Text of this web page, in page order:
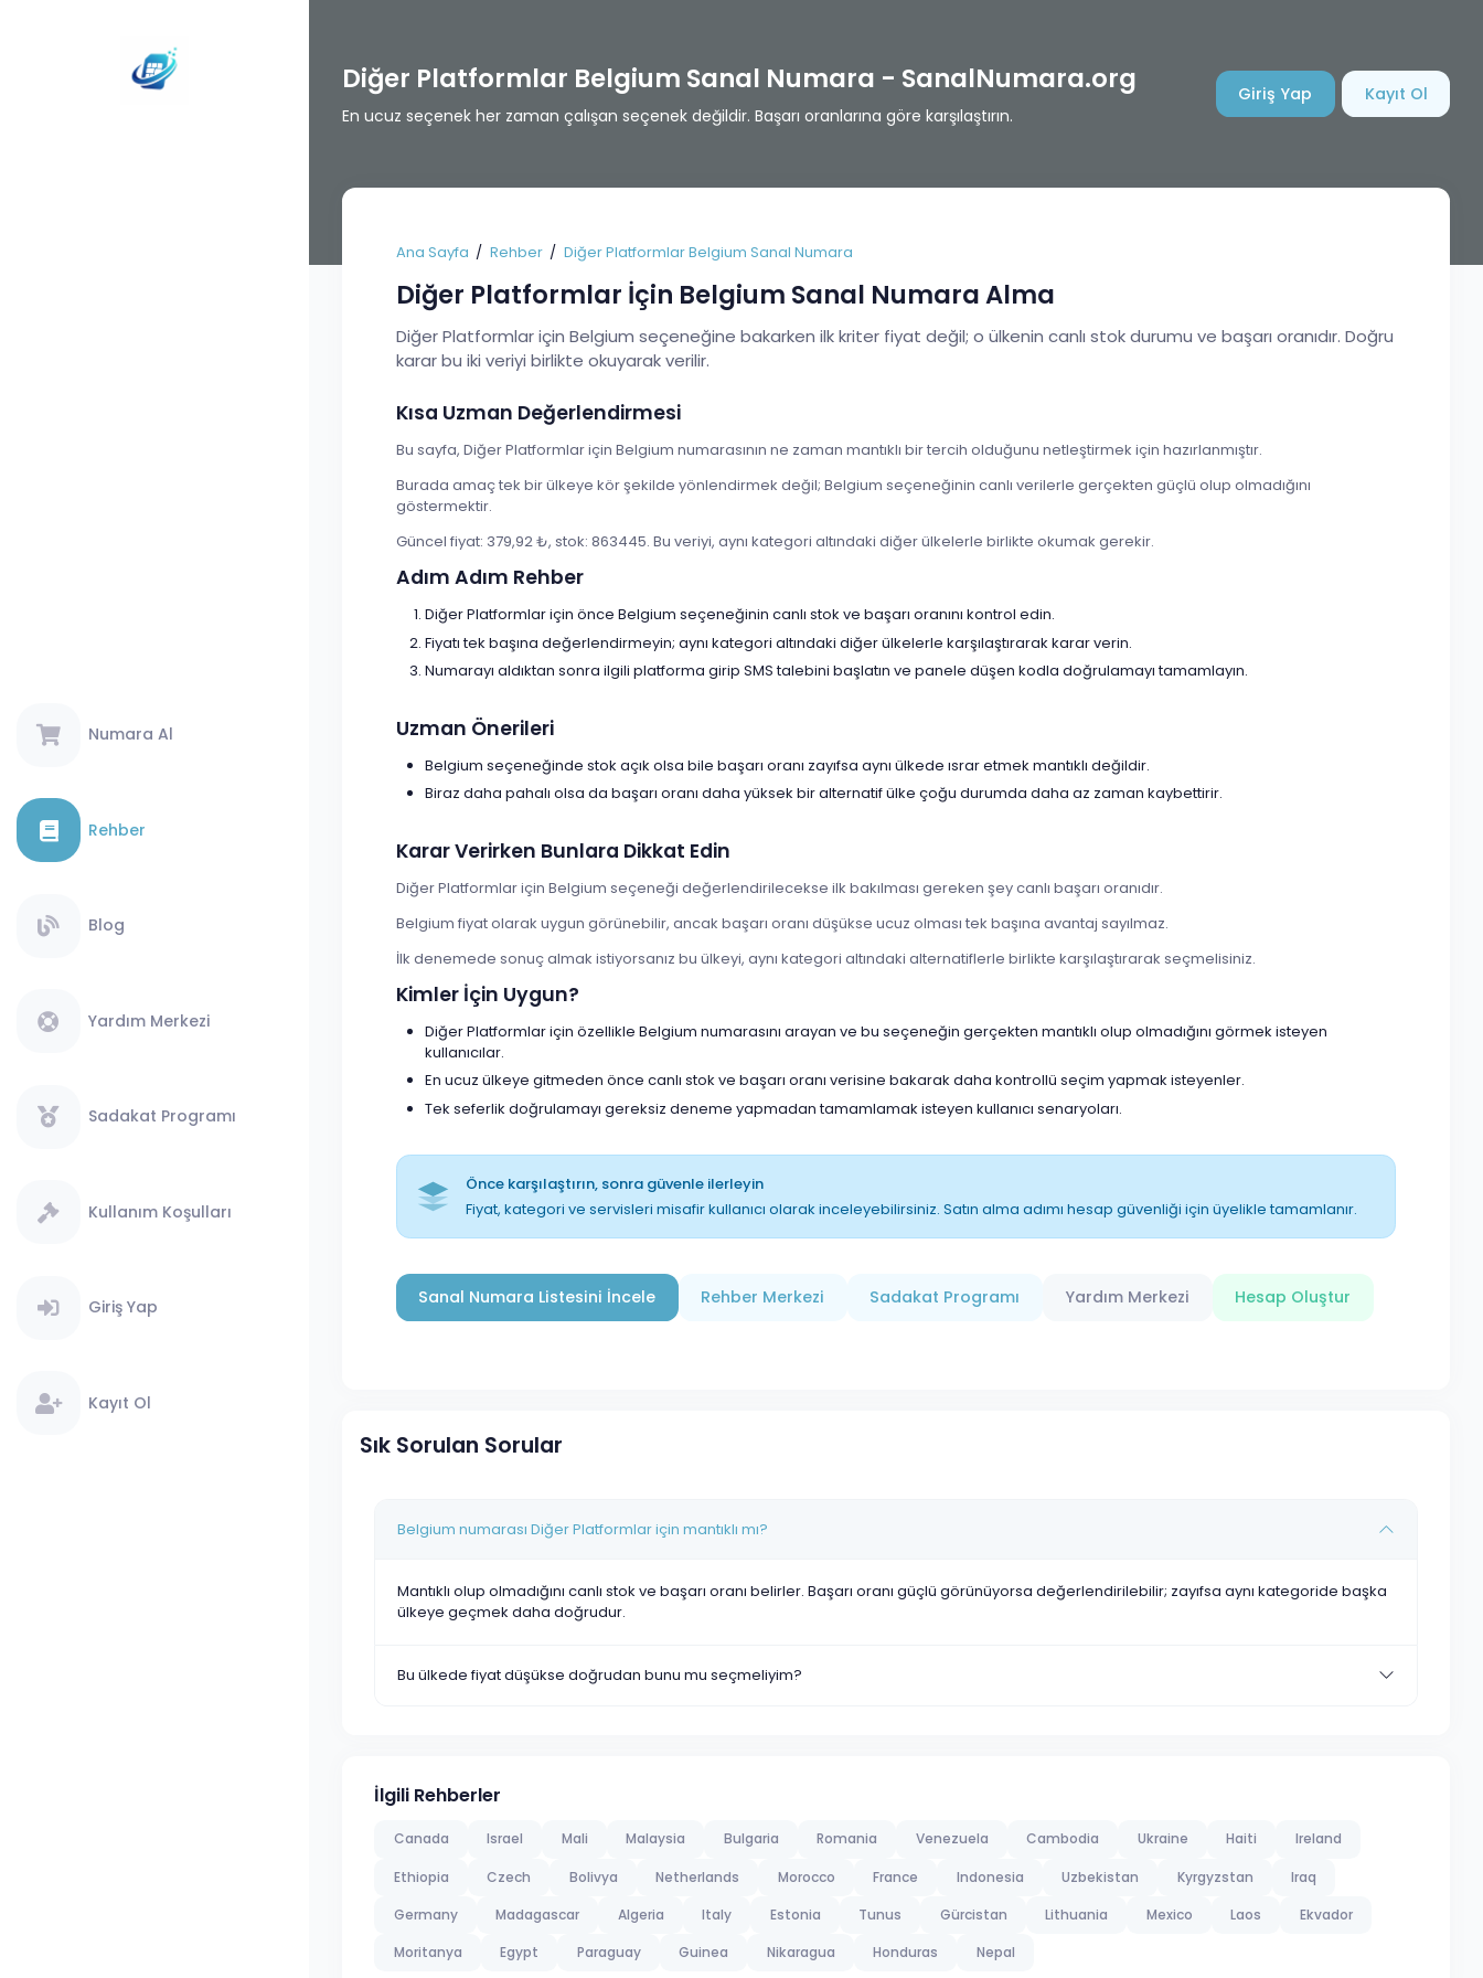
Numara Al
Rehber
Blog
Yardım Merkezi
Sadakat Programı
Kullanım Koşulları
Giriş Yap
Kayıt Ol
Diğer Platformlar Belgium Sanal Numara - SanalNumara.org
En ucuz seçenek her zaman çalışan seçenek değildir. Başarı oranlarına göre karşılaştırın.
Giriş Yap Kayıt Ol
Ana Sayfa Rehber Diğer Platformlar Belgium Sanal Numara
Diğer Platformlar İçin Belgium Sanal Numara Alma
Diğer Platformlar için Belgium seçeneğine bakarken ilk kriter fiyat değil; o ülkenin canlı stok durumu ve başarı oranıdır. Doğru
karar bu iki veriyi birlikte okuyarak verilir.
Kısa Uzman Değerlendirmesi
Bu sayfa, Diğer Platformlar için Belgium numarasının ne zaman mantıklı bir tercih olduğunu netleştirmek için hazırlanmıştır.
Burada amaç tek bir ülkeye kör şekilde yönlendirmek değil; Belgium seçeneğinin canlı verilerle gerçekten güçlü olup olmadığını
göstermektir.
Güncel fiyat: 379,92 ₺, stok: 863445. Bu veriyi, aynı kategori altındaki diğer ülkelerle birlikte okumak gerekir.
Adım Adım Rehber
Diğer Platformlar için önce Belgium seçeneğinin canlı stok ve başarı oranını kontrol edin.
Fiyatı tek başına değerlendirmeyin; aynı kategori altındaki diğer ülkelerle karşılaştırarak karar verin.
Numarayı aldıktan sonra ilgili platforma girip SMS talebini başlatın ve panele düşen kodla doğrulamayı tamamlayın.
Uzman Önerileri
Belgium seçeneğinde stok açık olsa bile başarı oranı zayıfsa aynı ülkede ısrar etmek mantıklı değildir.
Biraz daha pahalı olsa da başarı oranı daha yüksek bir alternatif ülke çoğu durumda daha az zaman kaybettirir.
Karar Verirken Bunlara Dikkat Edin
Diğer Platformlar için Belgium seçeneği değerlendirilecekse ilk bakılması gereken şey canlı başarı oranıdır.
Belgium fiyat olarak uygun görünebilir, ancak başarı oranı düşükse ucuz olması tek başına avantaj sayılmaz.
İlk denemede sonuç almak istiyorsanız bu ülkeyi, aynı kategori altındaki alternatiflerle birlikte karşılaştırarak seçmelisiniz.
Kimler İçin Uygun?
Diğer Platformlar için özellikle Belgium numarasını arayan ve bu seçeneğin gerçekten mantıklı olup olmadığını görmek isteyen
kullanıcılar.
En ucuz ülkeye gitmeden önce canlı stok ve başarı oranı verisine bakarak daha kontrollü seçim yapmak isteyenler.
Tek seferlik doğrulamayı gereksiz deneme yapmadan tamamlamak isteyen kullanıcı senaryoları.
Önce karşılaştırın, sonra güvenle ilerleyin
Fiyat, kategori ve servisleri misafir kullanıcı olarak inceleyebilirsiniz. Satın alma adımı hesap güvenliği için üyelikle tamamlanır.
Sanal Numara Listesini İncele Rehber Merkezi Sadakat Programı Yardım Merkezi Hesap Oluştur
Sık Sorulan Sorular
Belgium numarası Diğer Platformlar için mantıklı mı?
Mantıklı olup olmadığını canlı stok ve başarı oranı belirler. Başarı oranı güçlü görünüyorsa değerlendirilebilir; zayıfsa aynı kategoride başka
ülkeye geçmek daha doğrudur.
Bu ülkede fiyat düşükse doğrudan bunu mu seçmeliyim?
İlgili Rehberler
Canada Israel Mali Malaysia Bulgaria Romania Venezuela Cambodia Ukraine Haiti Ireland
Ethiopia Czech Bolivya Netherlands Morocco France Indonesia Uzbekistan Kyrgyzstan Iraq
Germany Madagascar Algeria Italy Estonia Tunus Gürcistan Lithuania Mexico Laos Ekvador
Moritanya Egypt Paraguay Guinea Nikaragua Honduras Nepal